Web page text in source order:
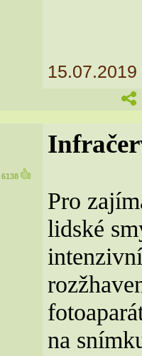
6138
Pro
lidské
na